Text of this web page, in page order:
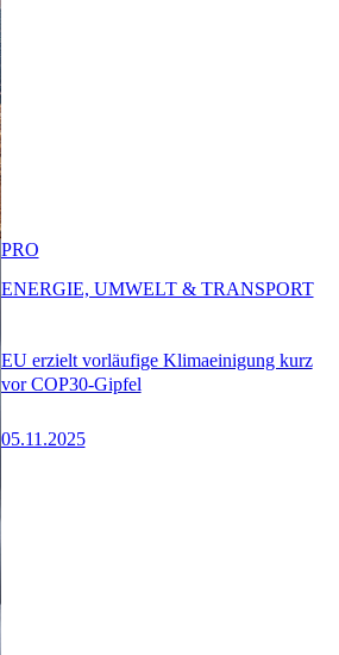
EU erzielt vorläufige Klimaeinigung kurz
vor COP30-Gipfel
05.11.2025
PRO
ENERGIE, UMWELT & TRANSPORT